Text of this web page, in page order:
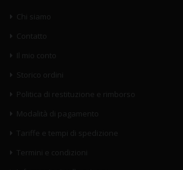
Chi siamo
Contatto
Il mio conto
Storico ordini
Politica di restituzione e rimborso
Modalità di pagamento
Tariffe e tempi di spedizione
Termini e condizioni